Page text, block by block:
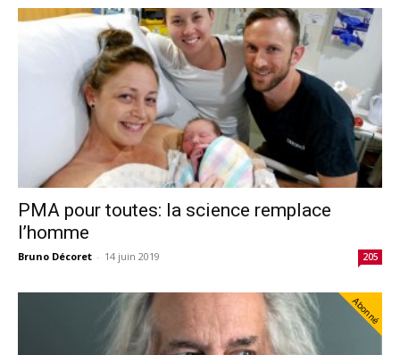
PMA pour toutes: la science remplace
l’homme
Bruno Décoret - 14 juin 2019 205
Abonné